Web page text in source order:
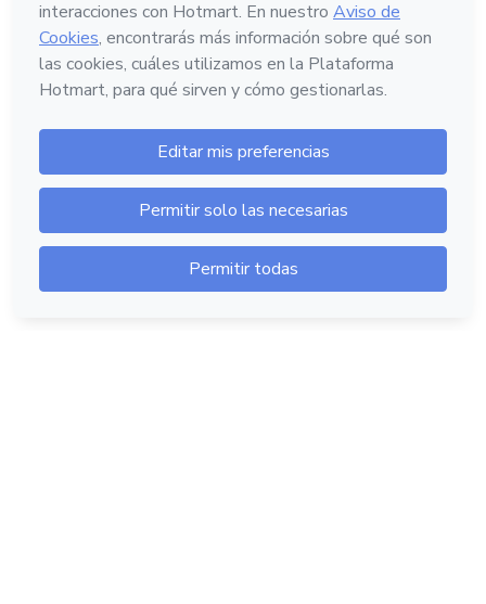
Hotmart — 2011-2026 © Todos los derechos
reservados